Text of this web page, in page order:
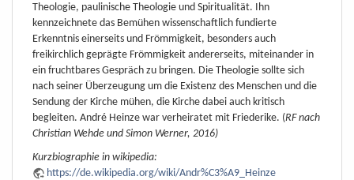
Theologie, paulinische Theologie und Spiritualität. Ihn
kennzeichnete das Bemühen wissenschaftlich fundierte
Erkenntnis einerseits und Frömmigkeit, besonders auch
freikirchlich geprägte Frömmigkeit andererseits, miteinander in
ein fruchtbares Gespräch zu bringen. Die Theologie sollte sich
nach seiner Überzeugung um die Existenz des Menschen und die
Sendung der Kirche mühen, die Kirche dabei auch kritisch
begleiten. André Heinze war verheiratet mit Friederike. (RF nach
Christian Wehde und Simon Werner, 2016)
Kurzbiographie in wikipedia:
https://de.wikipedia.org/wiki/Andr%C3%A9_Heinze